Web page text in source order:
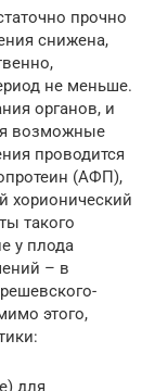
прочно
снижена,
не меньше.
органов, и
возможные
проводится
(АФП),
хорионический
такого
у плода
– в
этого,
для